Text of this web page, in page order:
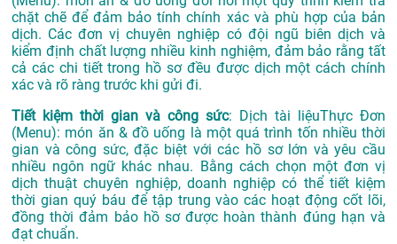
chặt chẽ để đảm bảo tính chính xác và phù hợp của bản
dịch. Các đơn vị chuyên nghiệp có đội ngũ biên dịch và
kiểm định chất lượng nhiều kinh nghiệm, đảm bảo rằng tất
cả các chi tiết trong hồ sơ đều được dịch một cách chính
xác và rõ ràng trước khi gửi đi.
Tiết kiệm thời gian và công sức: Dịch tài liệuThực Đơn
(Menu): món ăn & đồ uống là một quá trình tốn nhiều thời
gian và công sức, đặc biệt với các hồ sơ lớn và yêu cầu
nhiều ngôn ngữ khác nhau. Bằng cách chọn một đơn vị
dịch thuật chuyên nghiệp, doanh nghiệp có thể tiết kiệm
thời gian quý báu để tập trung vào các hoạt động cốt lõi,
đồng thời đảm bảo hồ sơ được hoàn thành đúng hạn và
đạt chuẩn.